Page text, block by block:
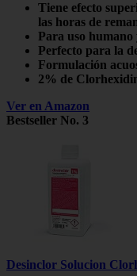
Tiene efecto
las horas de
Para uso
Perfecto para la
Formulación
2% de
Ver en Amazon
Bestseller No. 3
Desinclor Solucion